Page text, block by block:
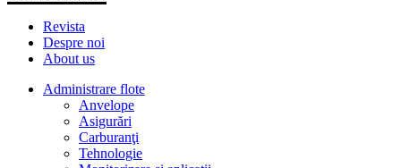
Revista
Despre noi
About us
Administrare flote
Anvelope
Asigurări
Carburanţi
Tehnologie